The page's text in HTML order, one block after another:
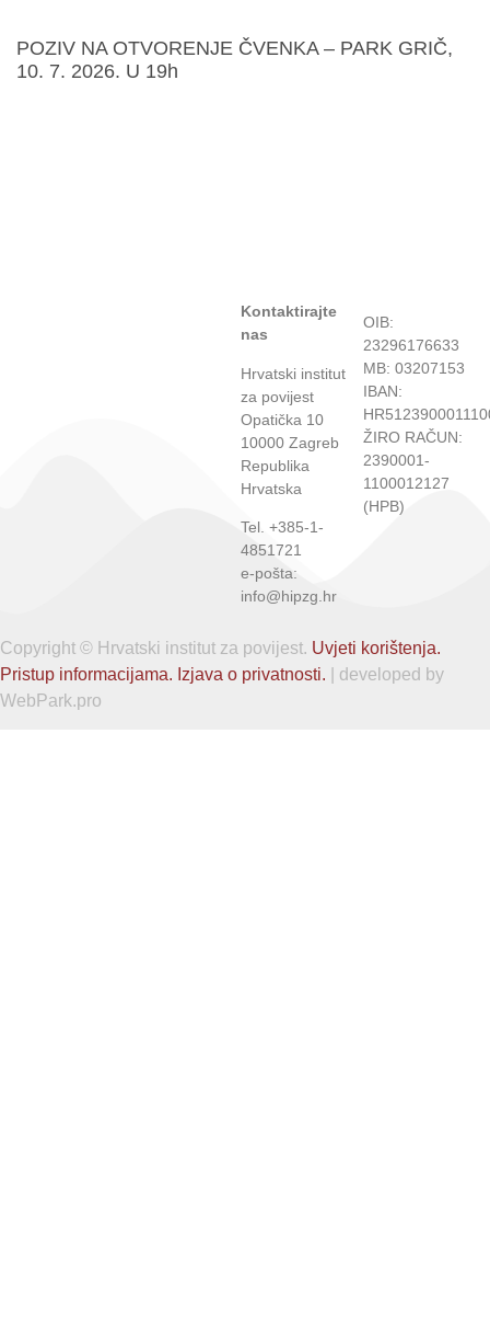
POZIV NA OTVORENJE ČVENKA – PARK GRIČ,
10. 7. 2026. U 19h
Kontaktirajte
nas
Hrvatski institut
za povijest
Opatička 10
10000 Zagreb
Republika
Hrvatska
Tel. +385-1-
4851721
e-pošta:
info@hipzg.hr
OIB:
23296176633
MB: 03207153
IBAN:
ŽIRO RAČUN:
2390001-
1100012127
(HPB)
Copyright © Hrvatski institut za povijest. Uvjeti korištenja.
Pristup informacijama. Izjava o privatnosti. | developed by
WebPark.pro